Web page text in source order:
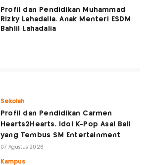
Profil dan Pendidikan Muhammad
Rizky Lahadalia, Anak Menteri ESDM
Bahlil Lahadalia
Sekolah
Profil dan Pendidikan Carmen
Hearts2Hearts, Idol K-Pop Asal Bali
yang Tembus SM Entertainment
07 Agustus 2026
Kampus